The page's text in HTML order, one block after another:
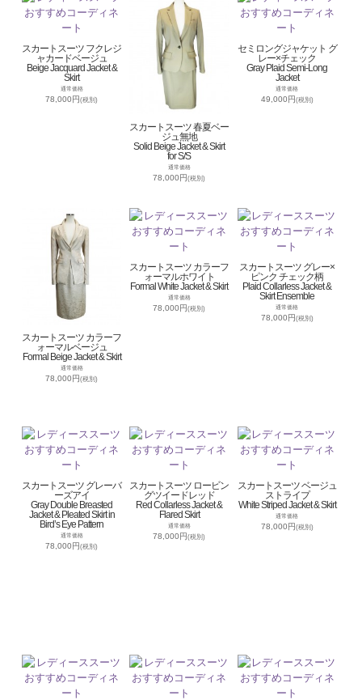
スカートスーツ フクレジ
ャカードベージュ
Beige Jacquard Jacket &
Skirt
通常価格
78,000円(税別)
スカートスーツ 春夏ベー
ジュ無地
Solid Beige Jacket & Skirt
for S/S
通常価格
78,000円(税別)
セミロングジャケット グ
レー×チェック
Gray Plaid Semi-Long
Jacket
通常価格
49,000円 (税別)
スカートスーツ カラーフ
ォーマルベージュ
Formal Beige Jacket & Skirt
通常価格
78,000円(税別)
スカートスーツ カラーフ
ォーマルホワイト
Formal White Jacket & Skirt
通常価格
78,000円(税別)
スカートスーツ グレー×
ピンク チェック柄
Plaid Collarless Jacket &
Skirt Ensemble
通常価格
78,000円(税別)
スカートスーツ グレーバ
ーズアイ
Gray Double Breasted
Jacket & Pleated Skirt in
Bird’s Eye Pattern
通常価格
78,000円(税別)
スカートスーツ ロービン
グツイードレッド
Red Collarless Jacket &
Flared Skirt
通常価格
78,000円(税別)
スカートスーツ ベージュ
ストライプ
White Striped Jacket & Skirt
通常価格
78,000円(税別)